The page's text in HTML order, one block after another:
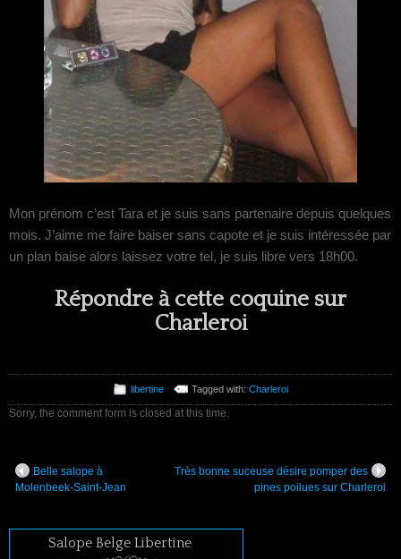
Mon prénom c’est Tara et je suis sans partenaire depuis quelques
mois. J’aime me faire baiser sans capote et je suis intéressée par
un plan baise alors laissez votre tel, je suis libre vers 18h00.
Répondre à cette coquine sur
Charleroi
libertine Tagged with: Charleroi
Sorry, the comment form is closed at this time.
Belle salope à
Molenbeek-Saint-Jean
Très bonne suceuse désire pomper des
pines poilues sur Charleroi
Salope Belge Libertine